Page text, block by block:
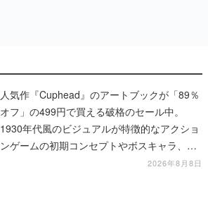
人気作『Cuphead』のアートブックが「89％
オフ」の499円で買える破格のセール中。
1930年代風のビジュアルが特徴的なアクショ
ンゲームの初期コンセプトやボスキャラ、ス
2026年8月8日